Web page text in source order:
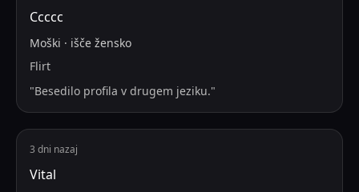
Ссссс
Moški · išče žensko
Flirt
"Besedilo profila v drugem jeziku."
3 dni nazaj
Vital